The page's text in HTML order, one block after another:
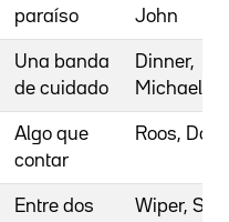
paraíso
John
Una banda
de cuidado
Dinner,
Michael
Algo que
contar
Roos, Don
Entre dos
Wiper,